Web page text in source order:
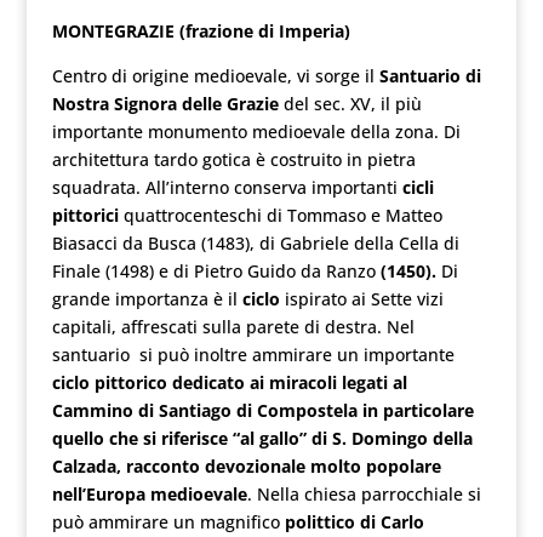
MONTEGRAZIE (frazione di Imperia)
Centro di origine medioevale, vi sorge il Santuario di
Nostra Signora delle Graziedel sec. XV, il più
importante monumento medioevale della zona. Di
architettura tardo gotica è costruito in pietra
squadrata. All’interno conserva importanti cicli
pittoriciquattrocenteschi di Tommaso e Matteo
Biasacci da Busca (1483), di Gabriele della Cella di
Finale (1498) e di Pietro Guido da Ranzo(1450).Di
grande importanza è il ciclo ispirato ai Sette vizi
capitali, affrescati sulla parete di destra. Nel
santuario si può inoltre ammirare un importante
ciclo pittorico dedicato ai miracoli legati al
Cammino di Santiago di Compostela in particolare
quello che si riferisce “al gallo” di S. Domingo della
Calzada, racconto devozionale molto popolare
nell’Europa medioevale. Nella chiesa parrocchiale si
può ammirare un magnifico polittico di Carlo